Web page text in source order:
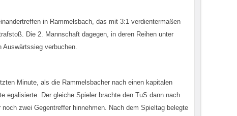
in Rammelsbach, das mit 3:1 verdientermaßen
Die 2. Mannschaft dagegen, in deren Reihen unter
Auswärtssieg verbuchen.
Minute, als die Rammelsbacher nach einen kapitalen
egalisierte. Der gleiche Spieler brachte den TuS dann nach
zwei Gegentreffer hinnehmen. Nach dem Spieltag belegte